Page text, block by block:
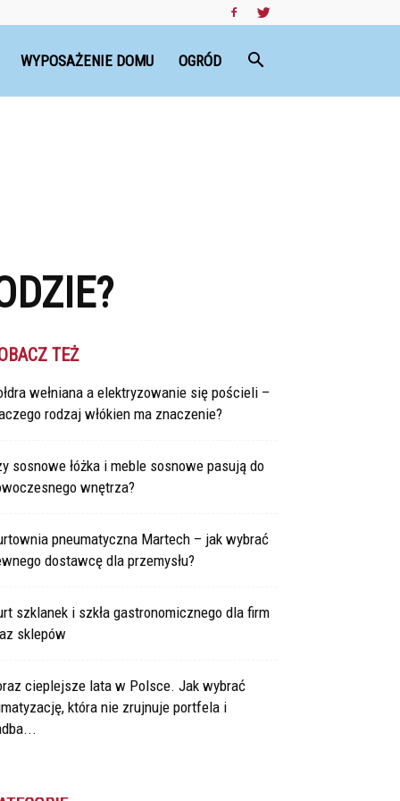
WYPOSAŻENIE DOMU OGRÓD
TEŻ
wełniana a elektryzowanie się pościeli –
rodzaj włókien ma znaczenie?
sosnowe łóżka i meble sosnowe pasują do
wnętrza?
pneumatyczna Martech – jak wybrać
dostawcę dla przemysłu?
szklanek i szkła gastronomicznego dla firm
sklepów
cieplejsze lata w Polsce. Jak wybrać
która nie zrujnuje portfela i